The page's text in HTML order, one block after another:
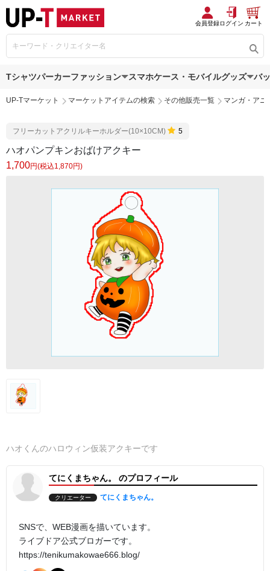
会員登録ログイン カート
Tシャツパーカーファッション スマホケース・モバイルグッズ バ
UP-Tマーケット マーケットアイテムの検索 その他販売一覧 マンガ・アニ
フリーカットアクリルキーホルダー(10×10CM) 5
ハオパンプキンおばけアクキー
1,700円(税込1,870円)
ハオくんのハロウィン仮装アクキーです
てにくまちゃん。 のプロフィール
クリエーター てにくまちゃん。
SNSで、WEB漫画を描いています。
ライブドア公式ブロガーです。
https://tenikumakowae666.blog/